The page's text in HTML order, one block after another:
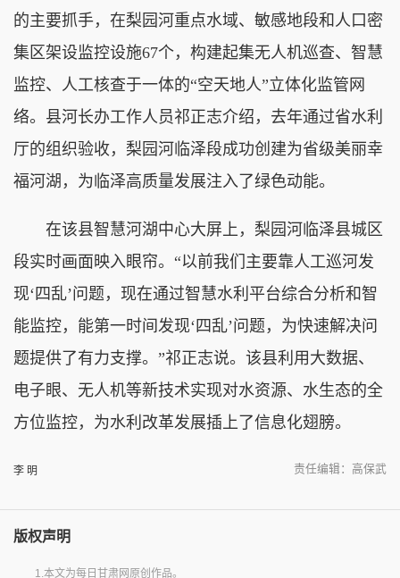
的主要抓手，在梨园河重点水域、敏感地段和人口密
集区架设监控设施67个，构建起集无人机巡查、智慧
监控、人工核查于一体的“空天地人”立体化监管网
络。县河长办工作人员祁正志介绍，去年通过省水利
厅的组织验收，梨园河临泽段成功创建为省级美丽幸
福河湖，为临泽高质量发展注入了绿色动能。
在该县智慧河湖中心大屏上，梨园河临泽县城区
段实时画面映入眼帘。“以前我们主要靠人工巡河发
现‘四乱’问题，现在通过智慧水利平台综合分析和智
能监控，能第一时间发现‘四乱’问题，为快速解决问
题提供了有力支撑。”祁正志说。该县利用大数据、
电子眼、无人机等新技术实现对水资源、水生态的全
方位监控，为水利改革发展插上了信息化翅膀。
李 明 责任编辑：高保武
版权声明
1.本文为每日甘肃网原创作品。